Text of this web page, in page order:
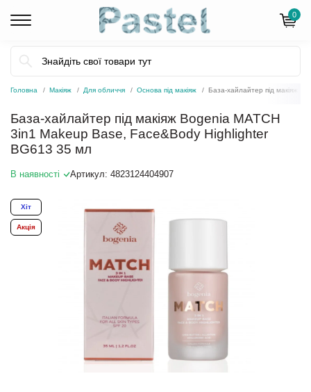
0
Головна Макіяж Для обличчя Основа під макіяж База-хайлайтер під макіяж
База-хайлайтер під макіяж Bogenia MATCH
3in1 Makeup Base, Face&Body Highlighter
BG613 35 мл
В наявності Артикул: 4823124404907
Хіт
Акція